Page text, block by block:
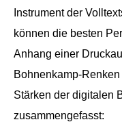
Instrument der
können die besten
Anhang einer
Bohnenkamp-
Stärken der digitalen
zusammengefasst: